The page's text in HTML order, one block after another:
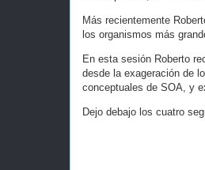
Más recientemente
los organismos más
En esta sesión Roberto
desde la exageración de
conceptuales de SOA, y
Dejo debajo los cuatro